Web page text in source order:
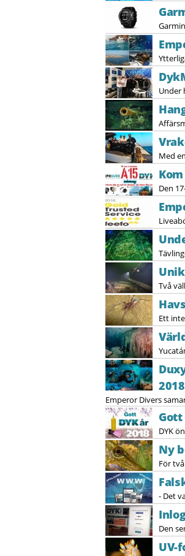
Under
Med
Den
Två
Ett
2018
Emperor Divers
DYK
Ny
För
- Det
Den
UV-